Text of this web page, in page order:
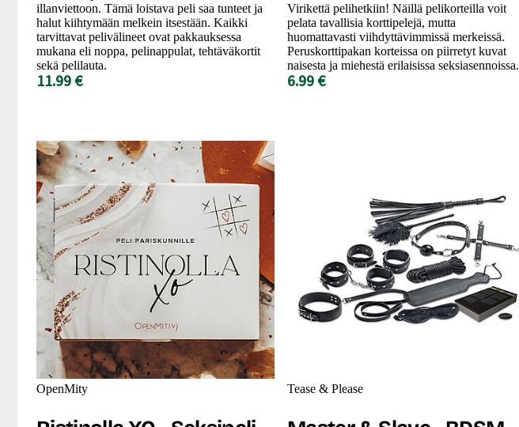
illanviettoon. Tämä loistava peli saa tunteet ja
halut kiihtymään melkein itsestään. Kaikki
tarvittavat pelivälineet ovat pakkauksessa
mukana eli noppa, pelinappulat, tehtäväkortit
sekä pelilauta.
11.99 €
Virikettä pelihetkiin! Näillä pelikorteilla voit
pelata tavallisia korttipelejä, mutta
huomattavasti viihdyttävimmissä merkeissä.
Peruskorttipakan korteissa on piirretyt kuvat
naisesta ja miehestä erilaisissa seksiasennoissa.
6.99 €
OpenMity Tease & Please